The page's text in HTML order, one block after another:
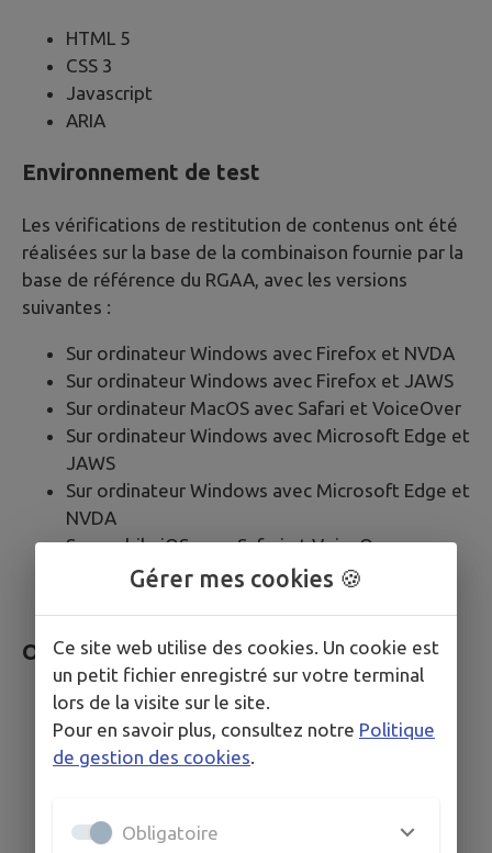
HTML 5
CSS 3
Javascript
ARIA
Environnement de test
Les vérifications de restitution de contenus ont été
réalisées sur la base de la combinaison fournie par la
base de référence du RGAA, avec les versions
suivantes :
Sur ordinateur Windows avec Firefox et NVDA
Sur ordinateur Windows avec Firefox et JAWS
Sur ordinateur MacOS avec Safari et VoiceOver
Sur ordinateur Windows avec Microsoft Edge et
JAWS
Sur ordinateur Windows avec Microsoft Edge et
NVDA
Sur mobile iOS avec Safari et VoiceOver
Sur mobile Android avec Google Chrome et
Outils pour évaluer l’accessibilité
Web Developer Toolbar
Colour Contrast Analyser
HeadingsMap
Validateur HTML du W3C
Gérer mes cookies 🍪
Ce site web utilise des cookies. Un cookie est
un petit fichier enregistré sur votre terminal
lors de la visite sur le site.
Pour en savoir plus, consultez notre Politique
de gestion des cookies.
Obligatoire